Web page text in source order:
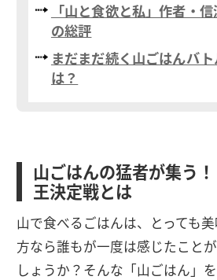
「山と食欲と私」作者・
の総評
まだまだ続く山ごはんバ
は？
山ごはんの猛者が集う
王決定戦とは
山で食べるごはんは、とっても
方なら誰もが一度は感じたこと
しょうか？そんな「山ごはん」